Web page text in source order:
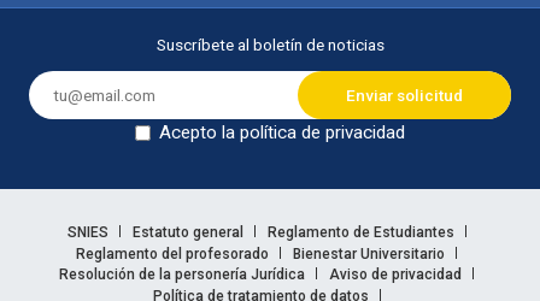
Suscríbete al boletín de noticias
Acepto la política de privacidad
Enlaces legales
SNIES Estatuto general
Reglamento de Estudiantes
Reglamento del profesorado
Bienestar Universitario
Resolución de la personería Jurídica
Aviso de privacidad
Política de tratamiento de datos